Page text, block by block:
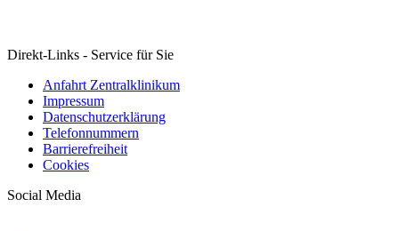
Direkt-Links - Service für Sie
Anfahrt Zentralklinikum
Impressum
Datenschutzerklärung
Telefonnummern
Barrierefreiheit
Cookies
Social Media